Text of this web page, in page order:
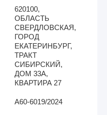
620100,
ОБЛАСТЬ
СВЕРДЛОВСКАЯ,
ГОРОД
ЕКАТЕРИНБУРГ,
ТРАКТ
СИБИРСКИЙ,
ДОМ 33А,
КВАРТИРА 27
А60-6019/2024